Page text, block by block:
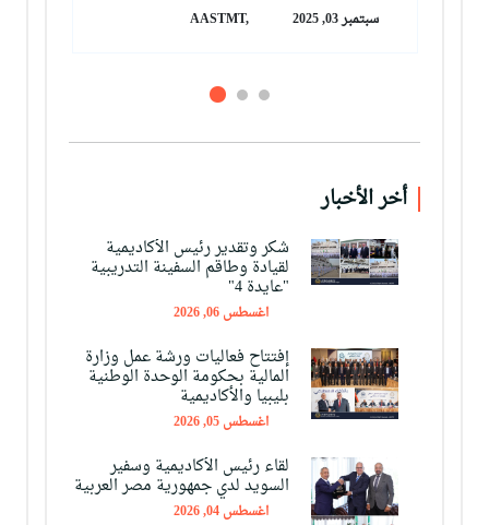
سبتمبر 03, 2025 AASTMT,
أخر الأخبار
شكر وتقدير رئيس الأكاديمية
لقيادة وطاقم السفينة التدريبية
"عايدة 4"
اغسطس 06, 2026
إفتتاح فعاليات ورشة عمل وزارة
المالية بحكومة الوحدة الوطنية
بليبيا والأكاديمية
اغسطس 05, 2026
لقاء رئيس الأكاديمية وسفير
السويد لدي جمهورية مصر العربية
اغسطس 04, 2026